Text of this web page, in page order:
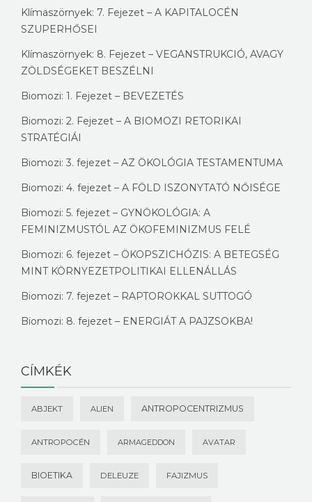
Klímaszörnyek: 7. Fejezet – A KAPITALOCÉN
SZUPERHŐSEI
Klímaszörnyek: 8. Fejezet – VEGANSTRUKCIÓ, AVAGY
ZÖLDSÉGEKET BESZÉLNI
Biomozi: 1. Fejezet – BEVEZETÉS
Biomozi: 2. Fejezet – A BIOMOZI RETORIKAI
STRATÉGIÁI
Biomozi: 3. fejezet – AZ ÖKOLÓGIA TESTAMENTUMA
Biomozi: 4. fejezet – A FÖLD ISZONYTATÓ NŐISÉGE
Biomozi: 5. fejezet – GYNÖKOLÓGIA: A
FEMINIZMUSTÓL AZ ÖKOFEMINIZMUS FELÉ
Biomozi: 6. fejezet – ÖKOPSZICHÓZIS: A BETEGSÉG
MINT KÖRNYEZETPOLITIKAI ELLENÁLLÁS
Biomozi: 7. fejezet – RAPTOROKKAL SUTTOGÓ
Biomozi: 8. fejezet – ENERGIÁT A PAJZSOKBA!
CÍMKÉK
ABJEKT ALIEN ANTROPOCENTRIZMUS
ANTROPOCÉN ARMAGEDDON AVATAR
BIOETIKA DELEUZE FAJIZMUS